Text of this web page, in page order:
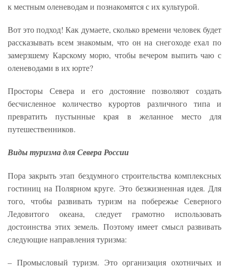
к местным оленеводам и познакомятся с их культурой.
Вот это подход! Как думаете, сколько времени человек будет
рассказывать всем знакомым, что он на снегоходе ехал по
замерзшему Карскому морю, чтобы вечером выпить чаю с
оленеводами в их юрте?
Просторы Севера и его достояние позволяют создать
бесчисленное количество курортов различного типа и
превратить пустынные края в желанное место для
путешественников.
Виды туризма для Севера России
Пора закрыть этап бездумного строительства комплексных
гостиниц на Полярном круге. Это безжизненная идея. Для
того, чтобы развивать туризм на побережье Северного
Ледовитого океана, следует грамотно использовать
достоинства этих земель. Поэтому имеет смысл развивать
следующие направления туризма:
– Промысловый туризм. Это организация охотничьих и